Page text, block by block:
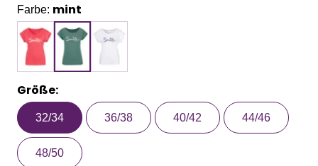
Farbe: mint
Größe:
32/34 36/38 40/42 44/46
48/50